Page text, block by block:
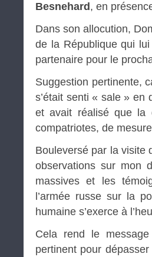
Besnehard , en
Dans son allocution,
de la République qui
partenaire pour le
Suggestion pertinente,
s’était senti « sale » en
et avait réalisé que la
compatriotes, de
Bouleversé par la visite
observations sur mon
massives et les
l’armée russe sur la
humaine s’exerce à
Cela rend le
pertinent pour